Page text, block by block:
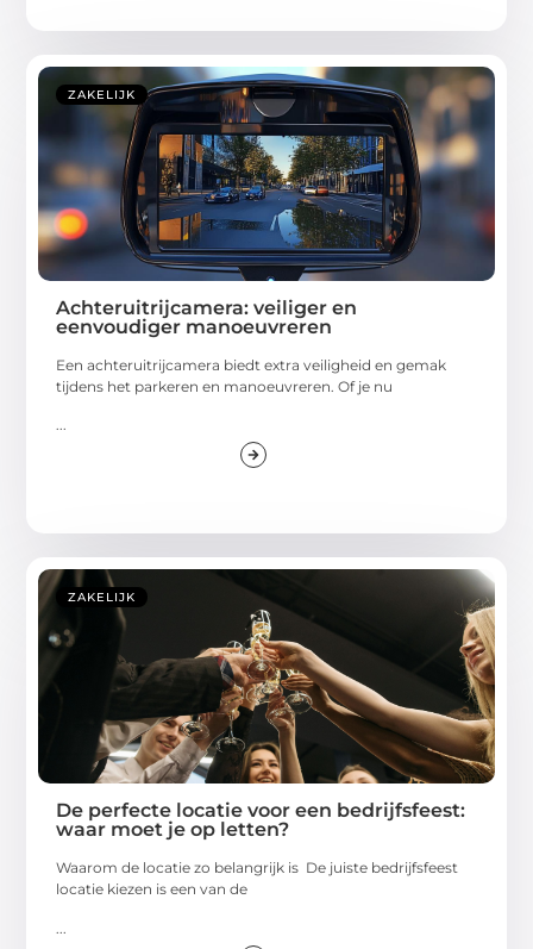
ZAKELIJK
Achteruitrijcamera: veiliger en
eenvoudiger manoeuvreren
Een achteruitrijcamera biedt extra veiligheid en gemak
tijdens het parkeren en manoeuvreren. Of je nu
...
ZAKELIJK
De perfecte locatie voor een bedrijfsfeest:
waar moet je op letten?
Waarom de locatie zo belangrijk is De juiste bedrijfsfeest
locatie kiezen is een van de